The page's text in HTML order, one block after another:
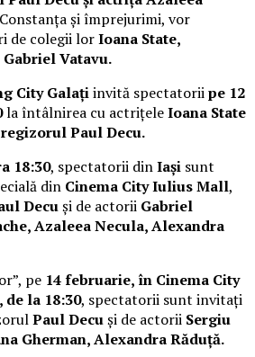
și împrejurimi, vor
de colegii lorIoana State,
Vatavu.
City Galațiinvită spectatoriipe 12
la întâlnirea cu actrițeleIoana State
Paul Decu.
18:30, spectatorii dinIași sunt
din Cinema City Iulius Mall,
Decuși de actorii Gabriel
Azaleea Necula, Alexandra
pe 14 februarie, în Cinema City
la 18:30, spectatorii sunt invitați
Paul Decuși de actorii Sergiu
Gherman, Alexandra Răduță.